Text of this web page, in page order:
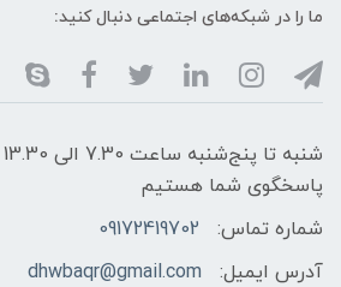
ما را در شبکه‌های اجتماعی دنبال کنید:
پاسخگوی شما هستیم
شماره تماس:
09172419702
آدرس ایمیل:
dhwbaqr@gmail.com